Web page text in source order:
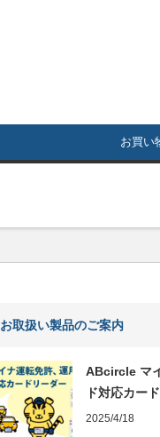
お買い
お取扱い製品のご案内
ABcircle マ
ド対応カー
2025/4/18